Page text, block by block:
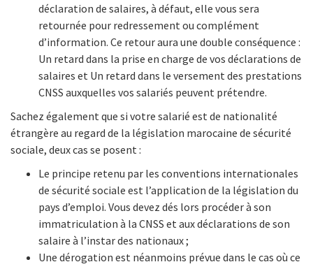
déclaration de salaires, à défaut, elle vous sera
retournée pour redressement ou complément
d’information. Ce retour aura une double conséquence :
Un retard dans la prise en charge de vos déclarations de
salaires et Un retard dans le versement des prestations
CNSS auxquelles vos salariés peuvent prétendre.
Sachez également que si votre salarié est de nationalité
étrangère au regard de la législation marocaine de sécurité
sociale, deux cas se posent :
Le principe retenu par les conventions internationales
de sécurité sociale est l’application de la législation du
pays d’emploi. Vous devez dés lors procéder à son
immatriculation à la CNSS et aux déclarations de son
salaire à l’instar des nationaux ;
Une dérogation est néanmoins prévue dans le cas où ce